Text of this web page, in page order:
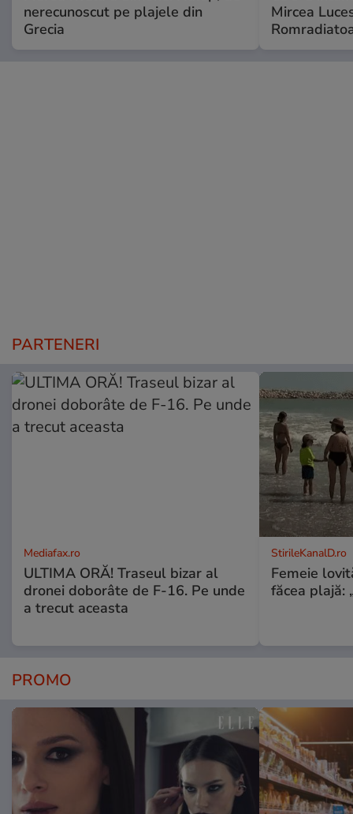
nerecunoscut pe plajele din
Grecia
Mircea
PARTENERI
Mediafax.ro
ULTIMA ORĂ! Traseul bizar al
dronei doborâte de F-16. Pe unde
a trecut aceasta
StirileKanalD.ro
Femeie
făcea plajă:
PROMO